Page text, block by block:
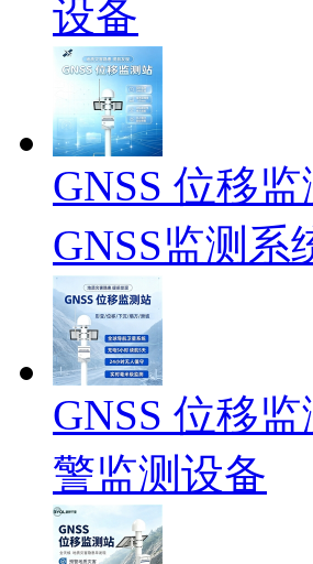
设备
GNSS 位移
GNSS监测系
GNSS 位移
警监测设备